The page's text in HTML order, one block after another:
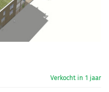
Verkocht in 1 jaar